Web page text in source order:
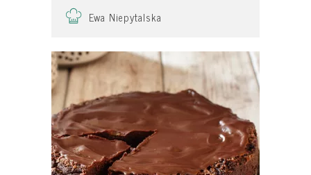
Ewa Niepytalska